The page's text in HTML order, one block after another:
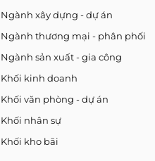
Ngành xây dựng - dự án
Ngành thương mại - phân phối
Ngành sản xuất - gia công
Khối kinh doanh
Khối văn phòng - dự án
Khối nhân sự
Khối kho bãi